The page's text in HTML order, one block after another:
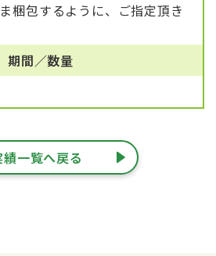
梱包するように、ご指定頂き
期間／数量
績一覧へ戻る